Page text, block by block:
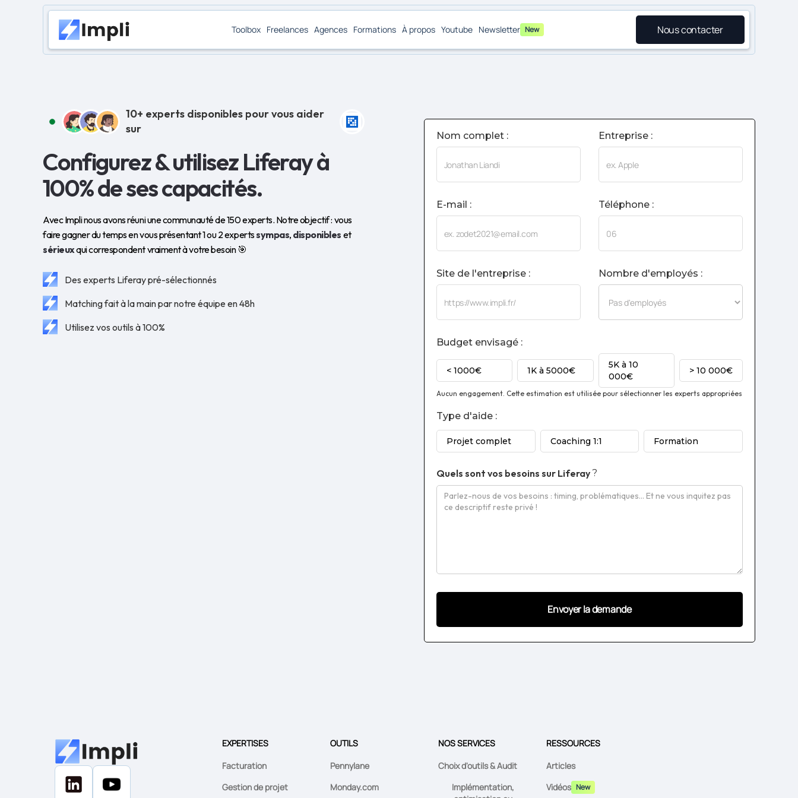
Toolbox Freelances Agences Formations À propos Youtube Newsletter New Nous contacter
10+ experts disponibles pour vous aider
sur
Configurez & utilisez Liferay à
100% de ses capacités.
Avec Impli nous avons réuni une communauté de 150 experts. Notre objectif : vous
faire gagner du temps en vous présentant 1 ou 2 expertssympas, disponibles et
sérieuxqui correspondent vraiment à votre besoin 🎯
Des experts Liferay pré-sélectionnés
Matching fait à la main par notre équipe en 48h
Utilisez vos outils à 100%
Nom complet : Entreprise :
E-mail : Téléphone :
Site de l'entreprise : Nombre d'employés :
Budget envisagé :
< 1000€ 1K à 5000€
5K à 10
000€
> 10 000€
Aucun engagement. Cette estimation est utilisée pour sélectionner les experts appropriées
Type d'aide :
Projet complet Coaching 1:1 Formation
Quels sont vos besoins sur Liferay?
EXPERTISES
Facturation
Gestion de projet
OUTILS
Pennylane
Monday.com
NOS SERVICES
Choix d'outils & Audit
Implémentation,
RESSOURCES
Articles
Vidéos New